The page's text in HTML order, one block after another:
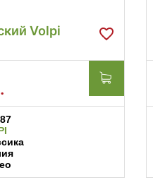
Volpi